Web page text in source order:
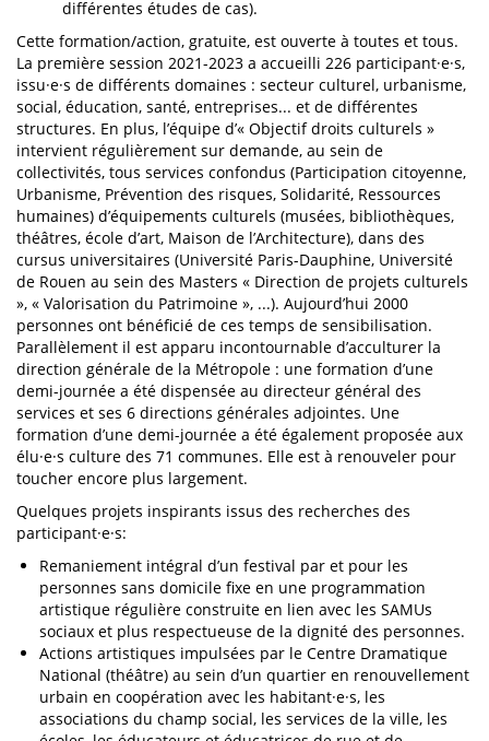
différentes études de cas).
Cette formation/action, gratuite, est ouverte à toutes et tous.
La première session 2021-2023 a accueilli 226 participant·e·s,
issu·e·s de différents domaines : secteur culturel, urbanisme,
social, éducation, santé, entreprises... et de différentes
structures. En plus, l’équipe d’« Objectif droits culturels »
intervient régulièrement sur demande, au sein de
collectivités, tous services confondus (Participation citoyenne,
Urbanisme, Prévention des risques, Solidarité, Ressources
humaines) d’équipements culturels (musées, bibliothèques,
théâtres, école d’art, Maison de l’Architecture), dans des
cursus universitaires (Université Paris-Dauphine, Université
de Rouen au sein des Masters « Direction de projets culturels
», « Valorisation du Patrimoine », ...). Aujourd’hui 2000
personnes ont bénéficié de ces temps de sensibilisation.
Parallèlement il est apparu incontournable d’acculturer la
direction générale de la Métropole : une formation d’une
demi-journée a été dispensée au directeur général des
services et ses 6 directions générales adjointes. Une
formation d’une demi-journée a été également proposée aux
élu·e·s culture des 71 communes. Elle est à renouveler pour
toucher encore plus largement.
Quelques projets inspirants issus des recherches des
participant·e·s:
Remaniement intégral d’un festival par et pour les
personnes sans domicile fixe en une programmation
artistique régulière construite en lien avec les SAMUs
sociaux et plus respectueuse de la dignité des personnes.
Actions artistiques impulsées par le Centre Dramatique
National (théâtre) au sein d’un quartier en renouvellement
urbain en coopération avec les habitant·e·s, les
associations du champ social, les services de la ville, les